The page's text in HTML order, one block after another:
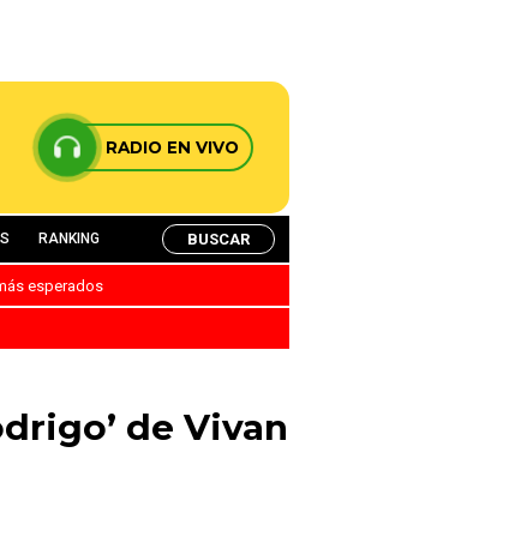
RADIO EN VIVO
RANKING BUSCAR
esperados
de Vivan